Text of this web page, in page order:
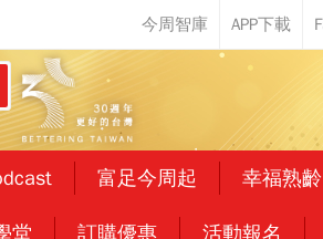
富足今周起 幸福熟齡
堂 訂購優惠 活動報名